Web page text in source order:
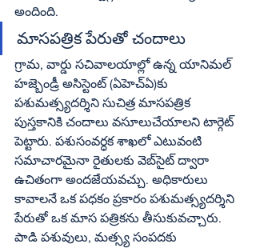
అందింది.
మాసపత్రిక పేరుతో చందాలు
గ్రామ, వార్డు సచివాలయాల్లో ఉన్న యానిమల్‌
హజ్బెండ్రీ అసిస్టెంట్‌ (ఏహెచ్‌ఏ)కు
పశుమత్స్యదర్శిని సుచిత్ర మాసపత్రిక
పుస్తకానికి చందాలు వసూలుచేయాలని టార్గెట్‌
పెట్టారు. పశుసంవర్ధక శాఖలో ఎటువంటి
సమాచారమైనా రైతులకు వెబ్‌సైట్‌ ద్వారా
ఉచితంగా అందజేయవచ్చు. అధికారులు
కావాలనే ఒక పధకం ప్రకారం పశుమత్స్యదర్శిని
పేరుతో ఒక మాస పత్రికను తీసుకువచ్చారు.
పాడి పశువులు, మత్స్య సంపదకు